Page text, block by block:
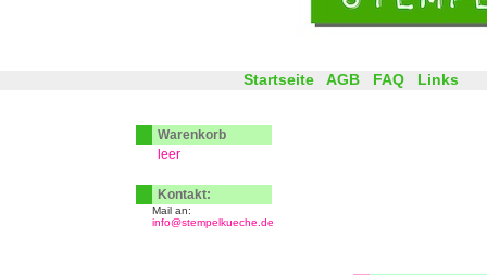
Startseite AGB FAQ Links
Warenkorb
leer
Kontakt:
Mail an:
info@stempelkueche.de